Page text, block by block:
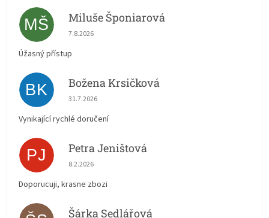
MŠ Miluše Šponiarová
Hodnocení obchodu je 5 z 5 hvězdiček.
7.8.2026
Úžasný přístup
BK Božena Krsičková
Hodnocení obchodu je 5 z 5 hvězdiček.
31.7.2026
Vynikající rychlé doručení
PJ Petra Jeništová
Hodnocení obchodu je 5 z 5 hvězdiček.
8.2.2026
Doporucuji, krasne zbozi
Šárka Sedlářová